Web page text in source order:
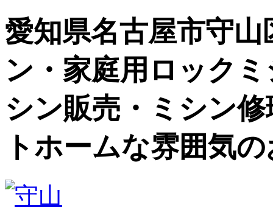
愛知県名古屋市守
ン・家庭用ロック
シン販売・ミシン
トホームな雰囲気